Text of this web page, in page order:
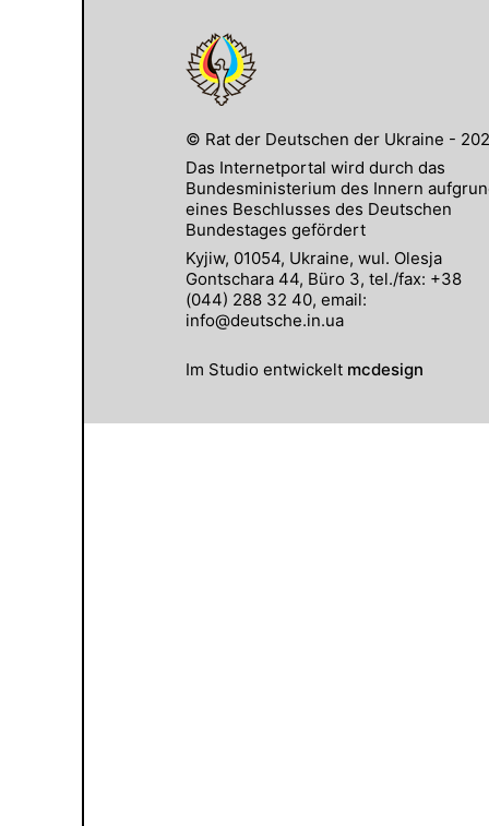
© Rat der Deutschen der Ukraine -
Das Internetportal wird durch das
Bundesministerium des Innern
eines Beschlusses des Deutschen
Bundestages gefördert
Kyjiw, 01054, Ukraine, wul. Olesja
Gontschara 44, Büro 3, tel./fax: +38
(044) 288 32 40, email:
info@deutsche.in.ua
Im Studio entwickelt mcdesign